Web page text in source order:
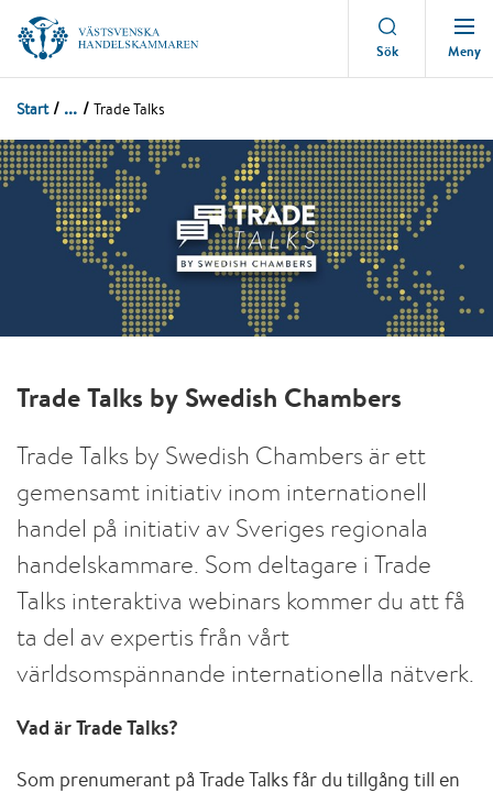
Sök Meny
Start ... Trade Talks
Trade Talks by Swedish Chambers
Trade Talks by Swedish Chambers är ett
gemensamt initiativ inom internationell
handel på initiativ av Sveriges regionala
handelskammare. Som deltagare i Trade
Talks interaktiva webinars kommer du att få
ta del av expertis från vårt
världsomspännande internationella nätverk.
Vad är Trade Talks?
Som prenumerant på Trade Talks får du tillgång till en